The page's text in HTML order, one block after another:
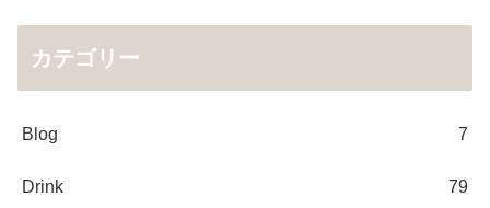
カテゴリー
Blog 7
Drink 79